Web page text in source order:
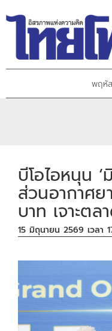
พฤหั
บีโอไอหนุน
ส่วนอากาศ
บาท เจาะต
15 มิถุนายน 2569 เวลา